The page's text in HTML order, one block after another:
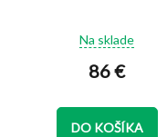
Priemerné
hodnotenie
produktu
5,0
z
Na sklade
86 €
DO KOŠÍKA